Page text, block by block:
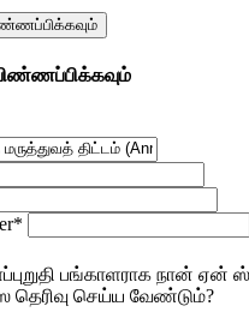
பங்காளராக நான் ஏன்
செய்ய வேண்டும்?